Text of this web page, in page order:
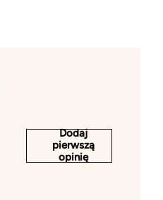
Dodaj
pierwszą
opinię